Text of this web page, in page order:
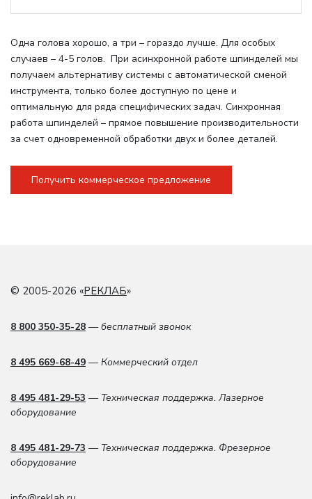
Одна голова хорошо, а три – гораздо лучше. Для особых
случаев – 4-5 голов. При асинхронной работе шпинделей мы
получаем альтернативу системы с автоматической сменой
инструмента, только более доступную по цене и
оптимальную для ряда специфических задач. Синхронная
работа шпинделей – прямое повышение производительности
за счет одновременной обработки двух и более деталей.
Получить коммерческое предложение
© 2005-2026 «РЕКЛАБ»
8 800 350-35-28 — бесплатный звонок
8 495 669-68-49 — Коммерческий отдел
8 495 481-29-53 — Техническая поддержка. Лазерное
оборудование
8 495 481-29-73 — Техническая поддержка. Фрезерное
оборудование